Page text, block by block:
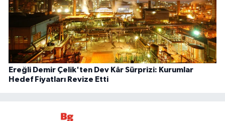
Ereğli Demir Çelik'ten Dev Kâr Sürprizi: Kurumlar
Hedef Fiyatları Revize Etti